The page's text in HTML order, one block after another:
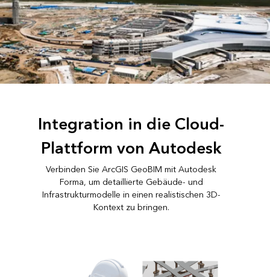
Integration in die Cloud-
Plattform von Autodesk
Verbinden Sie ArcGIS GeoBIM mit Autodesk
Forma, um detaillierte Gebäude- und
Infrastrukturmodelle in einen realistischen 3D-
Kontext zu bringen.